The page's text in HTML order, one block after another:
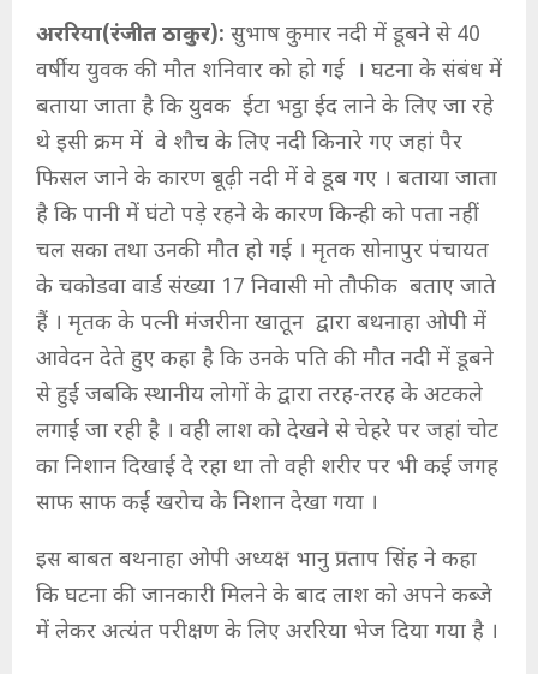
अररिया(रंजीत ठाकुर): सुभाष कुमार नदी में डूबने से 40
वर्षीय युवक की मौत शनिवार को हो गई । घटना के संबंध में
बताया जाता है कि युवक ईटा भट्ठा ईद लाने के लिए जा रहे
थे इसी क्रम में वे शौच के लिए नदी किनारे गए जहां पैर
फिसल जाने के कारण बूढ़ी नदी में वे डूब गए । बताया जाता
है कि पानी में घंटो पड़े रहने के कारण किन्ही को पता नहीं
चल सका तथा उनकी मौत हो गई । मृतक सोनापुर पंचायत
के चकोडवा वार्ड संख्या 17 निवासी मो तौफीक बताए जाते
हैं । मृतक के पत्नी मंजरीना खातून द्वारा बथनाहा ओपी में
आवेदन देते हुए कहा है कि उनके पति की मौत नदी में डूबने
से हुई जबकि स्थानीय लोगों के द्वारा तरह-तरह के अटकले
लगाई जा रही है । वही लाश को देखने से चेहरे पर जहां चोट
का निशान दिखाई दे रहा था तो वही शरीर पर भी कई जगह
साफ साफ कई खरोच के निशान देखा गया ।
इस बाबत बथनाहा ओपी अध्यक्ष भानु प्रताप सिंह ने कहा
कि घटना की जानकारी मिलने के बाद लाश को अपने कब्जे
में लेकर अत्यंत परीक्षण के लिए अररिया भेज दिया गया है ।